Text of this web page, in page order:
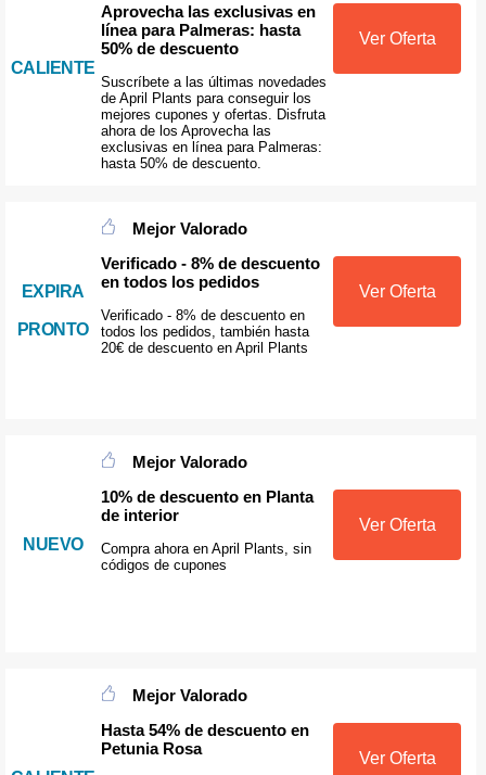
CALIENTE
Aprovecha las exclusivas en
línea para Palmeras: hasta
50% de descuento
Suscríbete a las últimas novedades
de April Plants para conseguir los
mejores cupones y ofertas. Disfruta
ahora de los Aprovecha las
exclusivas en línea para Palmeras:
hasta 50% de descuento.
Ver Oferta
EXPIRA
PRONTO
Mejor Valorado
Verificado - 8% de descuento
en todos los pedidos
Verificado - 8% de descuento en
todos los pedidos, también hasta
20€ de descuento en April Plants
Ver Oferta
NUEVO
Mejor Valorado
10% de descuento en Planta
de interior
Compra ahora en April Plants, sin
códigos de cupones
Ver Oferta
Mejor Valorado
Hasta 54% de descuento en
Petunia Rosa
Ver Oferta